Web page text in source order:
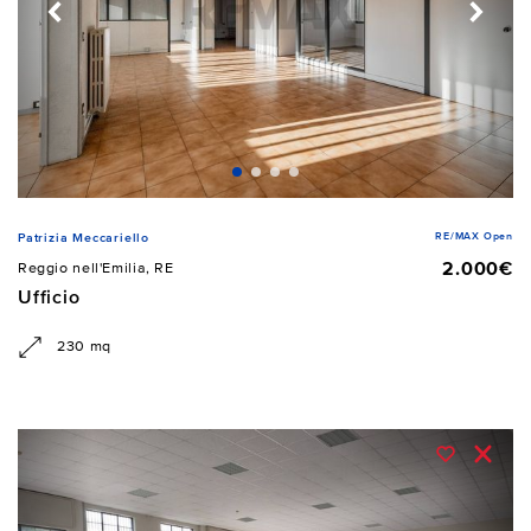
Patrizia Meccariello RE/MAX Open
Reggio nell'Emilia, RE
2.000€
Ufficio
230 mq